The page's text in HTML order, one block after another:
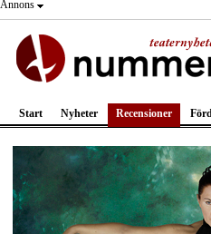
Annons
Start Nyheter Recensioner